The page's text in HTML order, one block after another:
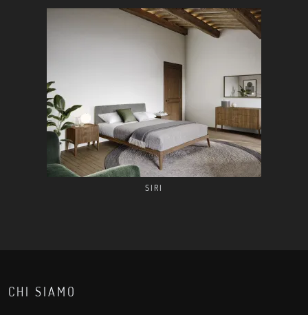
SIRI
CHI SIAMO